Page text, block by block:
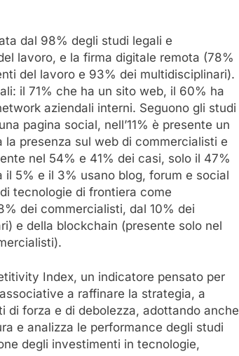
dal 98% degli studi legali e
lavoro, e la firma digitale remota (78%
del lavoro e 93% dei multidisciplinari).
il 71% che ha un sito web, il 60% ha
aziendali interni. Seguono gli studi
pagina social, nell’11% è presente un
presenza sul web di commercialisti e
nel 54% e 41% dei casi, solo il 47%
5% e il 3% usano blog, forum e social
tecnologie di frontiera come
dei commercialisti, dal 10% dei
e della blockchain (presente solo nel
Index, un indicatore pensato per
a raffinare la strategia, a
di forza e di debolezza, adottando anche
e analizza le performance degli studi
degli investimenti in tecnologie,